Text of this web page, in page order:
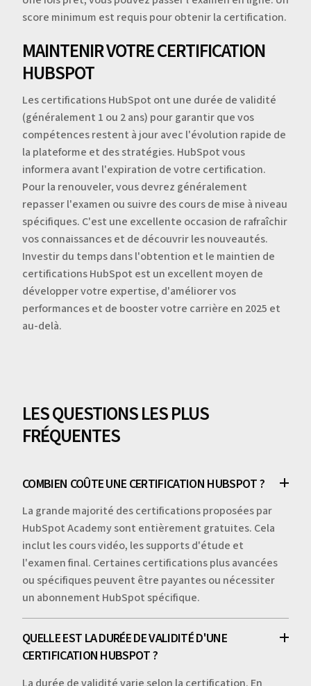
score minimum est requis pour obtenir la certification.
MAINTENIR VOTRE CERTIFICATION
HUBSPOT
Les certifications HubSpot ont une durée de validité
(généralement 1 ou 2 ans) pour garantir que vos
compétences restent à jour avec l'évolution rapide de
la plateforme et des stratégies. HubSpot vous
informera avant l'expiration de votre certification.
Pour la renouveler, vous devrez généralement
repasser l'examen ou suivre des cours de mise à niveau
spécifiques. C'est une excellente occasion de rafraîchir
vos connaissances et de découvrir les nouveautés.
Investir du temps dans l'obtention et le maintien de
certifications HubSpot est un excellent moyen de
développer votre expertise, d'améliorer vos
performances et de booster votre carrière en 2025 et
au-delà.
LES QUESTIONS LES PLUS
FRÉQUENTES
COMBIEN COÛTE UNE CERTIFICATION HUBSPOT ?
La grande majorité des certifications proposées par
HubSpot Academy sont entièrement gratuites. Cela
inclut les cours vidéo, les supports d'étude et
l'examen final. Certaines certifications plus avancées
ou spécifiques peuvent être payantes ou nécessiter
un abonnement HubSpot spécifique.
QUELLE EST LA DURÉE DE VALIDITÉ D'UNE
CERTIFICATION HUBSPOT ?
La durée de validité varie selon la certification. En